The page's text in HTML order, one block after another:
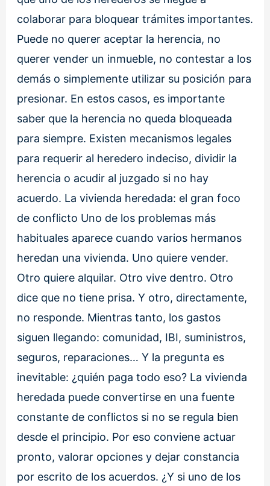
colaborar para bloquear trámites importantes.
Puede no querer aceptar la herencia, no
querer vender un inmueble, no contestar a los
demás o simplemente utilizar su posición para
presionar. En estos casos, es importante
saber que la herencia no queda bloqueada
para siempre. Existen mecanismos legales
para requerir al heredero indeciso, dividir la
herencia o acudir al juzgado si no hay
acuerdo. La vivienda heredada: el gran foco
de conflicto Uno de los problemas más
habituales aparece cuando varios hermanos
heredan una vivienda. Uno quiere vender.
Otro quiere alquilar. Otro vive dentro. Otro
dice que no tiene prisa. Y otro, directamente,
no responde. Mientras tanto, los gastos
siguen llegando: comunidad, IBI, suministros,
seguros, reparaciones… Y la pregunta es
inevitable: ¿quién paga todo eso? La vivienda
heredada puede convertirse en una fuente
constante de conflictos si no se regula bien
desde el principio. Por eso conviene actuar
pronto, valorar opciones y dejar constancia
por escrito de los acuerdos. ¿Y si uno de los